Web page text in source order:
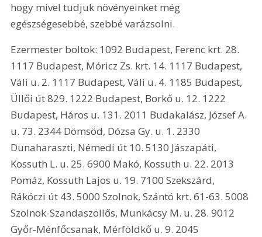
hogy mivel tudjuk növényeinket még
egészségesebbé, szebbé varázsolni.
Ezermester boltok: 1092 Budapest, Ferenc krt. 28.
1117 Budapest, Móricz Zs. krt. 14. 1117 Budapest,
Váli u. 2. 1117 Budapest, Váli u. 4. 1185 Budapest,
Üllői út 829. 1222 Budapest, Borkő u. 12. 1222
Budapest, Háros u. 131. 2011 Budakalász, József A.
u. 73. 2344 Dömsöd, Dózsa Gy. u. 1. 2330
Dunaharaszti, Némedi út 10. 5130 Jászapáti,
Kossuth L. u. 25. 6900 Makó, Kossuth u. 22. 2013
Pomáz, Kossuth Lajos u. 19. 7100 Szekszárd,
Rákóczi út 43. 5000 Szolnok, Szántó krt. 61-63. 5008
Szolnok-Szandaszöllős, Munkácsy M. u. 28. 9012
Győr-Ménfőcsanak, Mérföldkő u. 9. 2045